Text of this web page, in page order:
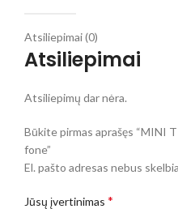
Atsiliepimai (0)
Atsiliepimai
Atsiliepimų dar nėra.
Būkite pirmas aprašęs “MINI
fone”
El. pašto adresas nebus
Jūsų įvertinimas *